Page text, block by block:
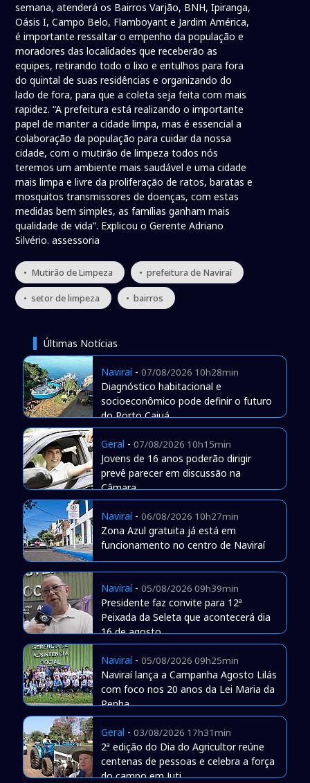
semana, atenderá os Bairros Varjão, BNH, Ipiranga,
Oásis I, Campo Belo, Flamboyant e Jardim América,
é importante ressaltar o empenho da população e
moradores das localidades que receberão as
equipes, retirando todo o lixo e entulhos para fora
do quintal de suas residências e organizando do
lado de fora, para que a coleta seja feita com mais
rapidez. “A prefeitura está realizando o importante
papel de manter a cidade limpa, mas é essencial a
colaboração da população para cuidar da nossa
cidade, com o mutirão de limpeza todos nós
teremos um ambiente mais saudável e uma cidade
mais limpa e livre da proliferação de ratos, baratas e
mosquitos transmissores de doenças, com estas
medidas bem simples, as famílias ganham mais
qualidade de vida”. Explicou o Gerente Adriano
Silvério. assessoria
• Mutirão de Limpeza • prefeitura de Naviraí
• setor de limpeza • bairros
Últimas Notícias
Naviraí- 07/08/2026 10h28min
Diagnóstico habitacional e
socioeconômico pode definir o futuro
do Porto Caiuá
Geral - 07/08/2026 10h15min
Jovens de 16 anos poderão dirigir
prevê parecer em discussão na
Câmara
Naviraí- 06/08/2026 10h27min
Zona Azul gratuita já está em
funcionamento no centro de Naviraí
Naviraí- 05/08/2026 09h39min
Presidente faz convite para 12ª
Peixada da Seleta que acontecerá dia
16 de agosto
Naviraí- 05/08/2026 09h25min
Naviraí lança a Campanha Agosto Lilás
com foco nos 20 anos da Lei Maria da
Penha
Geral - 03/08/2026 17h31min
2ª edição do Dia do Agricultor reúne
centenas de pessoas e celebra a força
do campo em Juti